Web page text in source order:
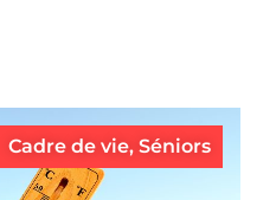
Cadre de vie, Séniors